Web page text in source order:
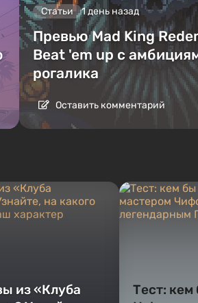
Статьи 1 день назад
Превью Mad King
Beat 'em up с
рогалика
Оставить комментарий
из «Клуба
Тест: кем